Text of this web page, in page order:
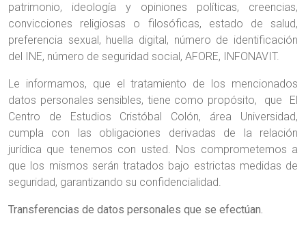
patrimonio, ideología y opiniones políticas, creencias,
convicciones religiosas o filosóficas, estado de salud,
preferencia sexual, huella digital, número de identificación
del INE, número de seguridad social, AFORE, INFONAVIT.
Le informamos, que el tratamiento de los mencionados
datos personales sensibles, tiene como propósito, que El
Centro de Estudios Cristóbal Colón, área Universidad,
cumpla con las obligaciones derivadas de la relación
jurídica que tenemos con usted. Nos comprometemos a
que los mismos serán tratados bajo estrictas medidas de
seguridad, garantizando su confidencialidad.
Transferencias de datos personales que se efectúan.